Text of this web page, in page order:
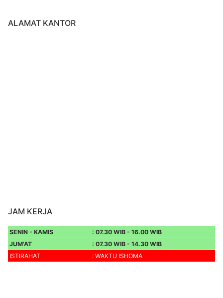
ALAMAT KANTOR
JAM KERJA
SENIN - KAMIS
: 07.30 WIB - 16.00 WIB
JUM'AT
: 07.30 WIB - 14.30 WIB
ISTIRAHAT
: WAKTU ISHOMA